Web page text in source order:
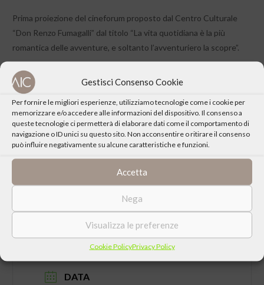
Gestisci Consenso Cookie
Per fornire le migliori esperienze, utilizziamo tecnologie come i cookie per
memorizzare e/o accedere alle informazioni del dispositivo. Il consenso a
queste tecnologie ci permetterà di elaborare dati come il comportamento di
navigazione o ID unici su questo sito. Non acconsentire o ritirare il consenso
può influire negativamente su alcune caratteristiche e funzioni.
Accetta
Nega
Visualizza le preferenze
Cookie PolicyPrivacy Policy
Prima proiezione del cineforum proposto dal Centro Culturale
“Don Renzo Fumagalli” dal titolo “La vita quotidiana è la più
romantica delle avventure, e soltanto l’avventuriero la scopre”.
CONDIVIDI QUESTO EVENTO
DATA